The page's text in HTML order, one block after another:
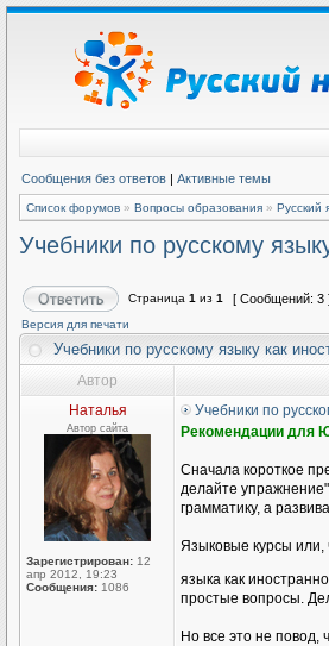
Сообщения без ответов | Активные темы
Список форумов » Вопросы образования » Русский
Учебники по русскому
Страница 1 из 1 [ Сообщений: 3
Версия для печати
Учебники по русскому языку как
Автор
Наталья
Автор сайта
Зарегистрирован: 12
апр 2012, 19:23
Сообщения: 1086
Учебники по
Рекомендации для
Сначала короткое
делайте
грамматику, а
Языковые курсы или,
языка как
простые вопросы.
Но все это не повод,